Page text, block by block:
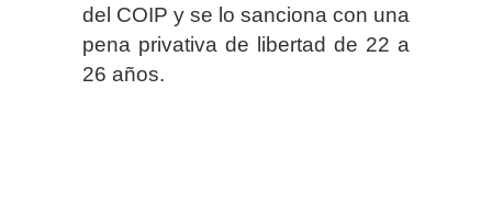
del COIP y se lo sanciona con una
pena privativa de libertad de 22 a
26 años.